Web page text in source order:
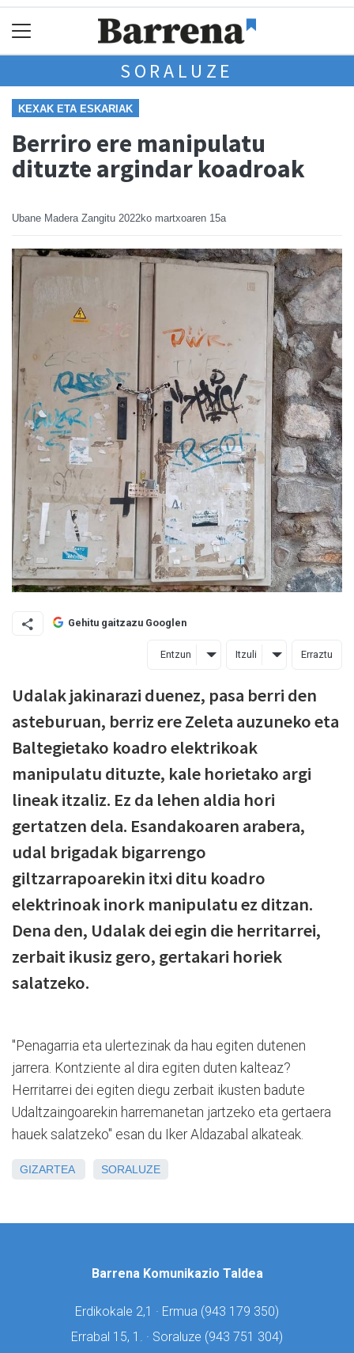
SORALUZE
KEXAK ETA ESKARIAK
Berriro ere manipulatu
dituzte argindar koadroak
Ubane Madera Zangitu 2022ko martxoaren 15a
Gehitu gaitzazu Googlen
Entzun Itzuli Erraztu
Udalak jakinarazi duenez, pasa berri den
asteburuan, berriz ere Zeleta auzuneko eta
Baltegietako koadro elektrikoak
manipulatu dituzte, kale horietako argi
lineak itzaliz. Ez da lehen aldia hori
gertatzen dela. Esandakoaren arabera,
udal brigadak bigarrengo
giltzarrapoarekin itxi ditu koadro
elektrinoak inork manipulatu ez ditzan.
Dena den, Udalak dei egin die herritarrei,
zerbait ikusiz gero, gertakari horiek
salatzeko.
"Penagarria eta ulertezinak da hau egiten dutenen
jarrera. Kontziente al dira egiten duten kalteaz?
Herritarrei dei egiten diegu zerbait ikusten badute
Udaltzaingoarekin harremanetan jartzeko eta gertaera
hauek salatzeko" esan du Iker Aldazabal alkateak.
GIZARTEA SORALUZE
Barrena Komunikazio Taldea
Erdikokale 2,1 · Ermua (943 179 350)
Errabal 15, 1. · Soraluze (943 751 304)